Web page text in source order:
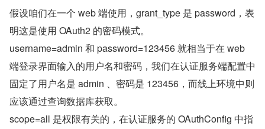
假设咱们在一个 web 端使用，grant_type 是 password，表
明这是使用 OAuth2 的密码模式。
username=admin 和 password=123456 就相当于在 web
端登录界面输入的用户名和密码，我们在认证服务端配置中
固定了用户名是 admin 、密码是 123456，而线上环境中则
应该通过查询数据库获取。
scope=all 是权限有关的，在认证服务的 OAuthConfig 中指